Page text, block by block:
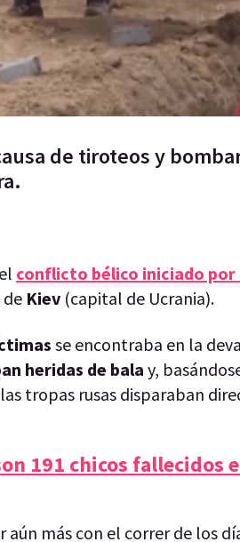
de tiroteos y
conflicto bélico iniciado por
de Kiev (capital de Ucrania).
se encontraba en la
heridas de bala y,
tropas rusas disparaban
191 chicos fallecidos
más con el correr de los